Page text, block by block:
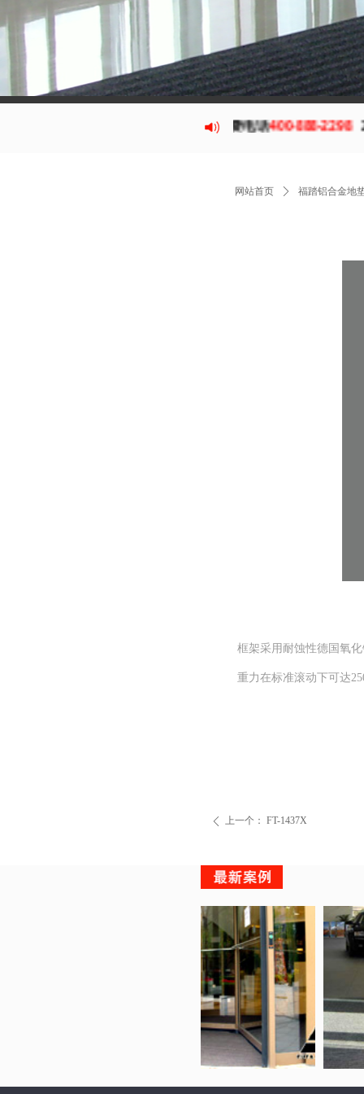
全国免费电话 400-888-229824小时
网站首页 ꄲ 福踏铝合金地
框架采用耐蚀性德国氧
重力在标准滚动下可达
ꄴ 上一个： FT-1437X